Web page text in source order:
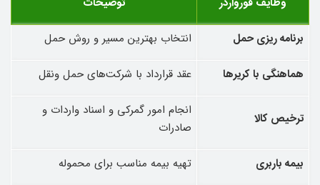
برنامه ‌ریزی حمل
انتخاب بهترین مسیر و روش حمل
هماهنگی با کریرها عقد قرارداد با شرکت‌های حمل ‌ونقل
ترخیص کالا
انجام امور گمرکی و اسناد واردات و
صادرات
بیمه باربری تهیه بیمه مناسب برای محموله